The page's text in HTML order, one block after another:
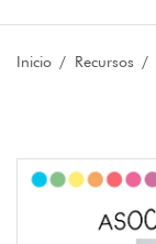
Inicio Recursos